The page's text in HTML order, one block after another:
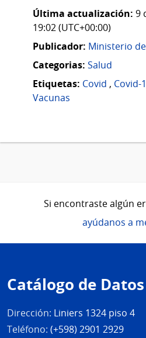
Última actualización: 9
19:02 (UTC+00:00)
Publicador: Ministerio
Categorias: Salud
Etiquetas: Covid , Covid-
Vacunas
Si encontraste algún
ayúdanos a
de
página
Catálogo de
Dirección: Liniers 1324 piso 4
Teléfono: (+598) 2901 2929